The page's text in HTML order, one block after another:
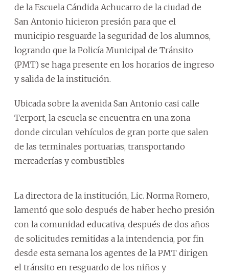
de la Escuela Cándida Achucarro de la ciudad de
San Antonio hicieron presión para que el
municipio resguarde la seguridad de los alumnos,
logrando que la Policía Municipal de Tránsito
(PMT) se haga presente en los horarios de ingreso
y salida de la institución.
Ubicada sobre la avenida San Antonio casi calle
Terport, la escuela se encuentra en una zona
donde circulan vehículos de gran porte que salen
de las terminales portuarias, transportando
mercaderías y combustibles
La directora de la institución, Lic. Norma Romero,
lamentó que solo después de haber hecho presión
con la comunidad educativa, después de dos años
de solicitudes remitidas a la intendencia, por fin
desde esta semana los agentes de la PMT dirigen
el tránsito en resguardo de los niños y